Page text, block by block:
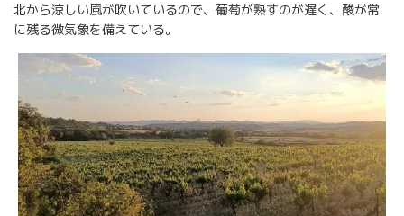
北から涼しい風が吹いているので、葡萄が熟すのが遅く、酸が常
に残る微気象を備えている。